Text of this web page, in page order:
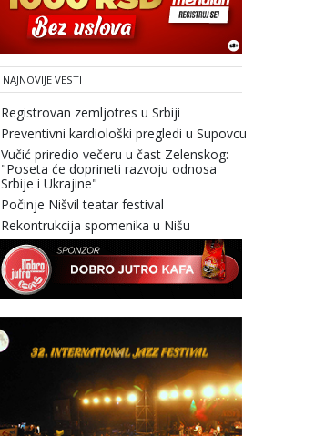
NAJNOVIJE VESTI
Registrovan zemljotres u Srbiji
Preventivni kardiološki pregledi u Supovcu
Vučić priredio večeru u čast Zelenskog:
"Poseta će doprineti razvoju odnosa
Srbije i Ukrajine"
Počinje Nišvil teatar festival
Rekontrukcija spomenika u Nišu